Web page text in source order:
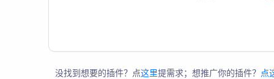
没找到想要的插件？点这里提需求；想推广你的插件？ 点